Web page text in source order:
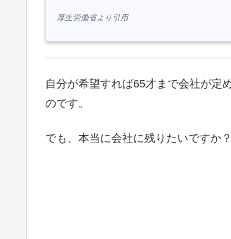
厚生労働省より引用
自分が希望すれば65才まで会社が定
のです。
でも、本当に会社に残りたいですか？